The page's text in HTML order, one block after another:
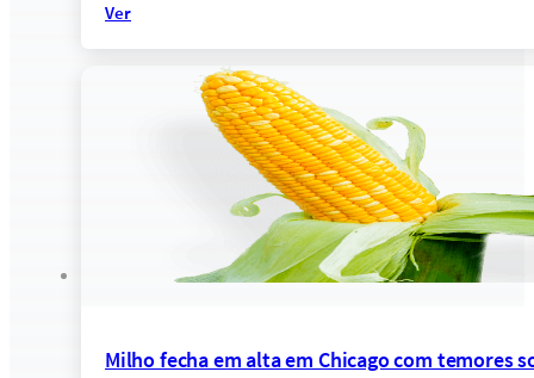
Ver
Milho fecha em alta em Chicago com temores